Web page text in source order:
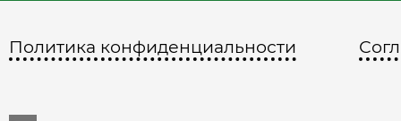
Политика конфиденциальности